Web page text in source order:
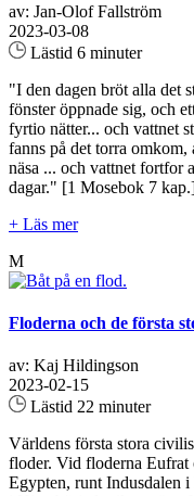
av: Jan-Olof Fallström
2023-03-08
Lästid 6 minuter
"I den dagen bröt alla det
fönster öppnade sig, och
fyrtio nätter... och vattnet
fanns på det torra
näsa ... och vattnet fortfor
dagar." [1 Mosebok 7
+ Läs mer
M
Floderna och de första
av: Kaj Hildingson
2023-02-15
Lästid 22 minuter
Världens första stora
floder. Vid floderna
Egypten, runt Indusdalen